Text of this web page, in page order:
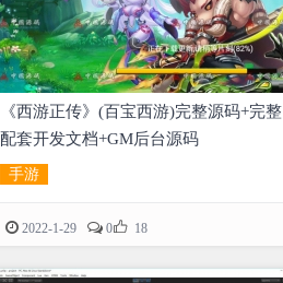
《西游正传》(百宝西游)完整源码+完整
配套开发文档+GM后台源码
手游
2022-1-29 0 18